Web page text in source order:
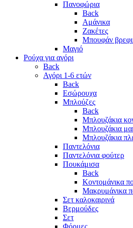
Πανοφώρια
Back
Αμάνικα
Ζακέτες
Μπουφάν
Μαγιό
Ρούχα για αγόρι
Back
Αγόρι 1-6 ετών
Back
Εσώρουχα
Μπλούζες
Back
Μπλουζάκια
Μπλουζάκια
Μπλουζάκια
Παντελόνια
Παντελόνια φούτερ
Πουκάμισα
Back
Κοντομάνικα
Μακρυμάνικα
Σετ καλοκαιρινά
Βερμούδες
Σετ
Φόρμες